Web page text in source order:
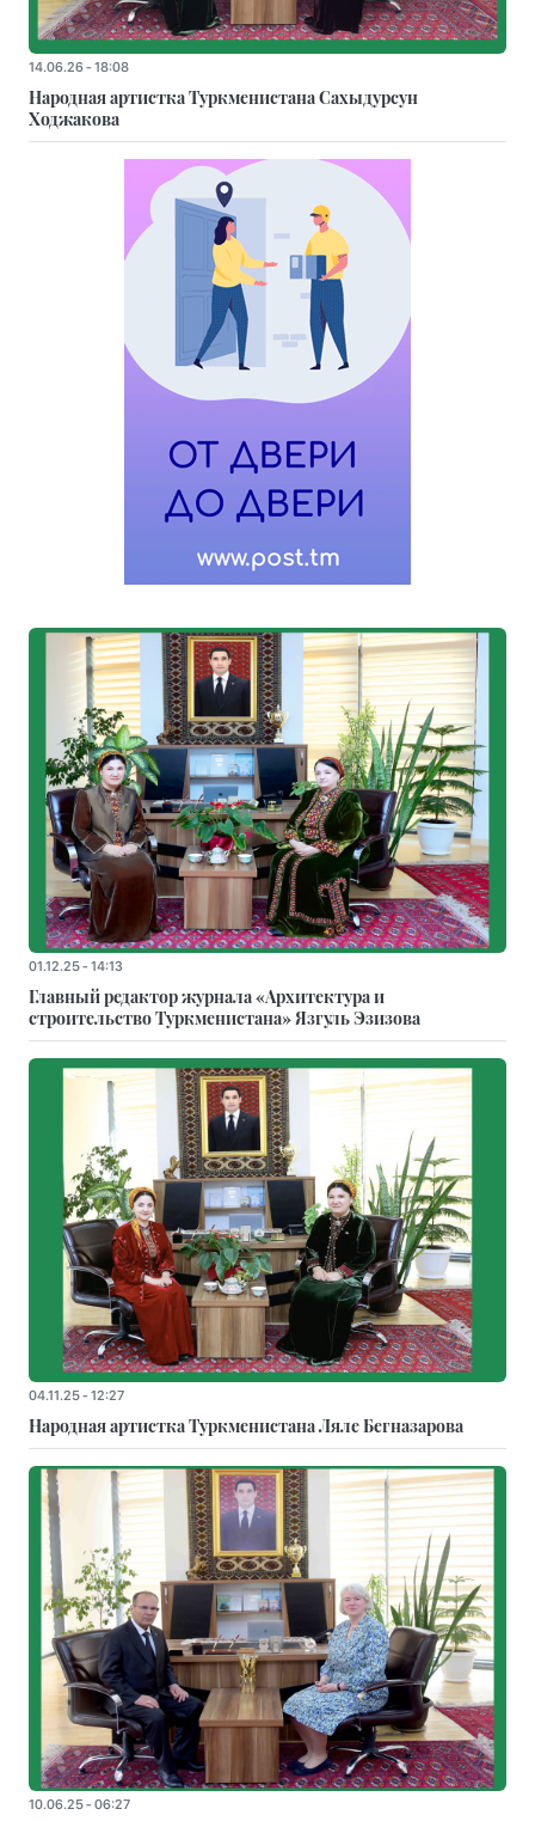
14.06.26 - 18:08
Народная артистка Туркменистана Сахыдурсун
Ходжакова
01.12.25 - 14:13
Главный редактор журнала «Архитектура и
строительство Туркменистана» Язгуль Эзизова
04.11.25 - 12:27
Народная артистка Туркменистана Ляле Бегназарова
10.06.25 - 06:27